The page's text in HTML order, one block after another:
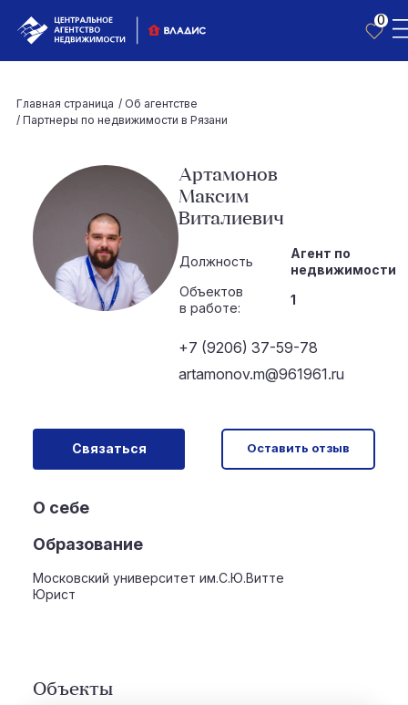
0
Главная страница / Об агентстве
/ Партнеры по недвижимости в Рязани
Артамонов
Максим
Виталиевич
Должность
Агент по
недвижимости
Объектов
в работе:
1
+7 (9206) 37-59-78
artamonov.m@961961.ru
Связаться Оставить отзыв
О себе
Образование
Московский университет им.С.Ю.Витте
Юрист
Объекты